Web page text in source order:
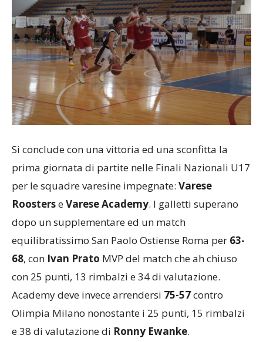
Si conclude con una vittoria ed una sconfitta la
prima giornata di partite nelle Finali Nazionali U17
per le squadre varesine impegnate: Varese
RoosterseVarese Academy. I galletti superano
dopo un supplementare ed un match
equilibratissimo San Paolo Ostiense Roma per 63-
68, con Ivan Prato MVP del match che ah chiuso
con 25 punti, 13 rimbalzi e 34 di valutazione.
Academy deve invece arrendersi 75-57contro
Olimpia Milano nonostante i 25 punti, 15 rimbalzi
e 38 di valutazione di Ronny Ewanke.